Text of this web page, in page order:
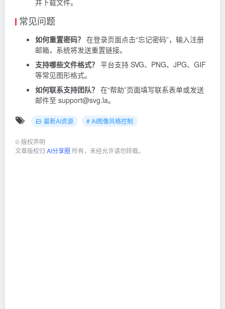
常见问题
如何重置密码？ 在登录页面点击“忘记密码”，输入注册
邮箱，系统将发送重置链接。
支持哪些文件格式？ 平台支持 SVG、PNG、JPG、GIF
等常见图形格式。
如何联系支持团队？ 在“帮助”页面填写联系表单或发送
邮件至 support@svg.la。
最新AI资源 # AI图像风格控制
© 版权声明
文章版权归 AI分享圈 所有，未经允许请勿转载。